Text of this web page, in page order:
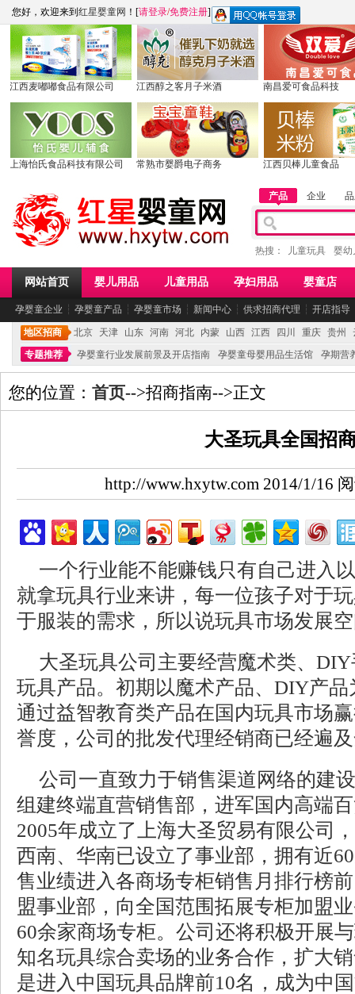
您好，欢迎来到 红星婴童网 ！[请登录/免费注册]
江西麦嘟嘟食品有限公司 江西醇之客月子米酒 南昌爱可食品科技
上海怡氏食品科技有限公司 常熟市婴爵电子商务 江西贝棒儿童食品
产品 企业
热搜： 儿童玩具 婴幼
网站首页 婴儿用品 儿童用品 孕妇用品 婴童店
孕婴童企业 ┆ 孕婴童产品 ┆ 孕婴童市场 ┆ 新闻中心 ┆ 供求招商代理 ┆ 开店指导
地区招商 北京 天津 山东 河南 河北 内蒙 山西 江西 四川 重庆 贵州
专题推荐
孕婴童行业发展前景及开店指南 孕婴童母婴用品生活馆 孕期营
您的位置： 首页-->招商指南-->正文
大圣玩具全国招
http://www.hxytw.com 2014/1/16
一个行业能不能赚钱只有自己进入
就拿玩具行业来讲，每一位孩子对于
于服装的需求，所以说玩具市场发展
大圣玩具公司主要经营魔术类、
玩具产品。初期以魔术产品、DIY产
通过益智教育类产品在国内玩具市场
誉度，公司的批发代理经销商已经遍
公司一直致力于销售渠道网络的建
组建终端直营销售部，进军国内高端
2005年成立了上海大圣贸易有限公司
西南、华南已设立了事业部，拥有近
售业绩进入各商场专柜销售月排行榜
盟事业部，向全国范围拓展专柜加盟
60余家商场专柜。公司还将积极开展
知名玩具综合卖场的业务合作，扩大
是进入中国玩具品牌前10名，成为中